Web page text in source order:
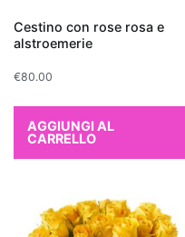
Cestino con rose rosa e
alstroemerie
€80.00
AGGIUNGI AL
CARRELLO